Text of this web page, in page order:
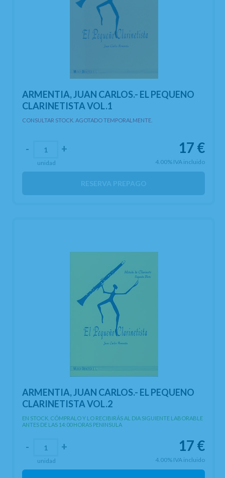
ARMENTIA, JUAN CARLOS.- EL PEQUENO
CLARINETISTA VOL.1
CONSULTAR STOCK. AGOTADO TEMPORALMENTE.
17 €
4.00% IVA incluido
- +
unidad
RESERVA PREPAGO
ARMENTIA, JUAN CARLOS.- EL PEQUENO
CLARINETISTA VOL.2
EN STOCK. CÓMPRALO Y LO RECIBIRÁS AL DIA SIGUIENTE LABORABLE
ANTES DE LAS 14:00 HORAS PENINSULA
17 €
4.00% IVA incluido
- +
unidad